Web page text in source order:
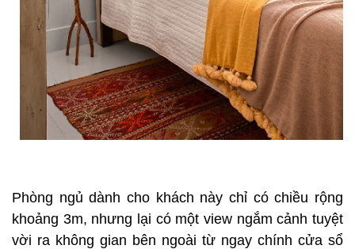
Phòng ngủ dành cho khách này chỉ có chiều rộng
khoảng 3m, nhưng lại có một view ngắm cảnh tuyệt
vời ra không gian bên ngoài từ ngay chính cửa sổ